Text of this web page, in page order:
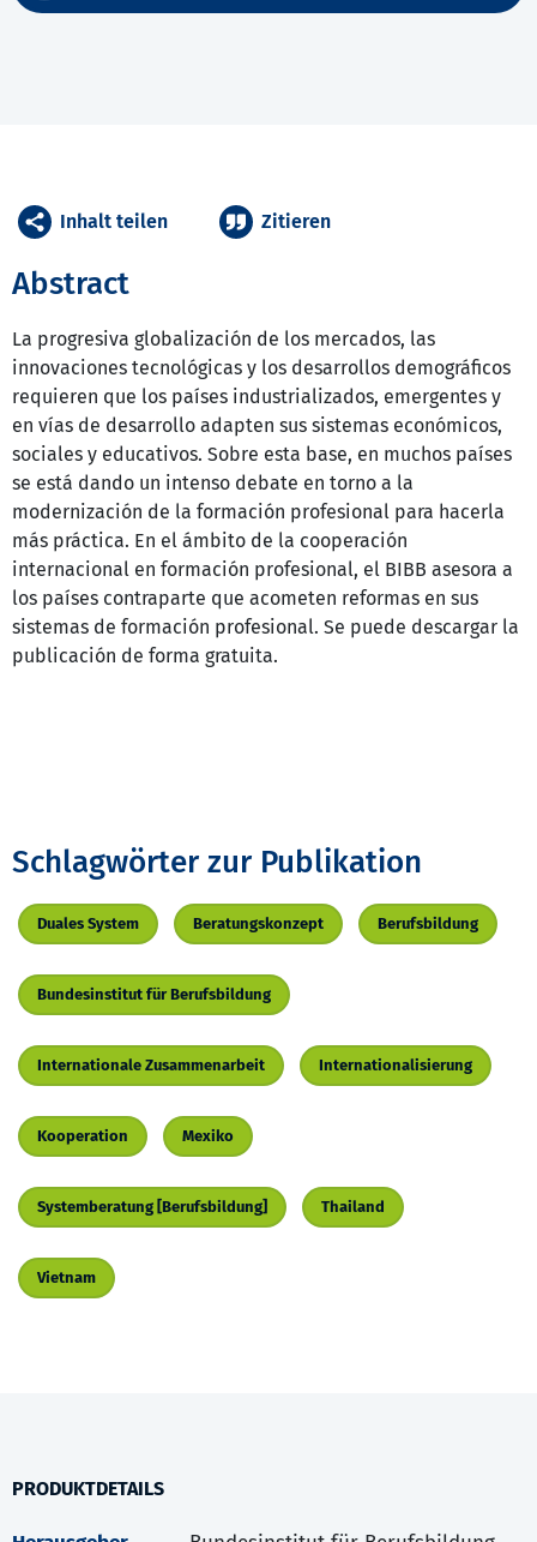
Abstract
La progresiva globalización de los mercados, las
innovaciones tecnológicas y los desarrollos demográficos
requieren que los países industrializados, emergentes y
en vías de desarrollo adapten sus sistemas económicos,
sociales y educativos. Sobre esta base, en muchos países
se está dando un intenso debate en torno a la
modernización de la formación profesional para hacerla
más práctica. En el ámbito de la cooperación
internacional en formación profesional, el BIBB asesora a
los países contraparte que acometen reformas en sus
sistemas de formación profesional. Se puede descargar la
publicación de forma gratuita.
Inhalt teilen Zitieren
Schlagwörter zur Publikation
Duales System Beratungskonzept Berufsbildung
Bundesinstitut für Berufsbildung
Internationale Zusammenarbeit Internationalisierung
Kooperation Mexiko
Systemberatung [Berufsbildung] Thailand
Vietnam
PRODUKTDETAILS